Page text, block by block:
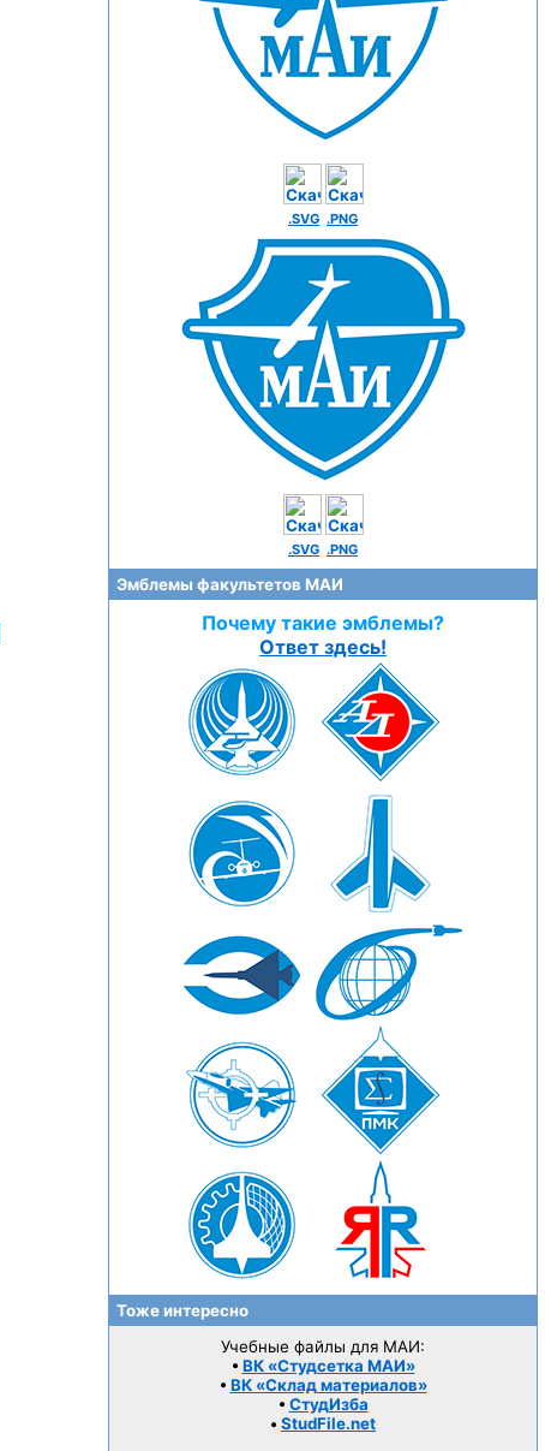
.SVG .PNG
.SVG .PNG
Эмблемы факультетов МАИ
Почему такие эмблемы?
Ответ здесь!
Тоже интересно
Учебные файлы для МАИ:
• ВК «Студсетка МАИ»
• ВК «Склад материалов»
• СтудИзба
• StudFile.net